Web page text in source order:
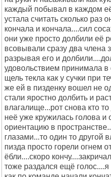
каждый побывал в каждом
устала считать сколько раз
кончала и кончала....сил
они уже просто долбили её
всовывали сразу два члена
разрывая его и
удовольствием принимала
щель текла как у сучки при
же ей в пизденку вошел не
стали яростно долбить и
влагалище...рот снова кто
неё уже кружилась голова и
ориентацию в
глазами...то один то другой
пизда просто горели огнем
ёбли....скоро
тоже раздался ещё